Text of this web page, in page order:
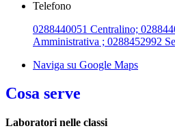
Telefono
0288440051 Centralino;
Amministrativa ; 0288452992
Naviga su Google Maps
Cosa serve
Laboratori nelle classi